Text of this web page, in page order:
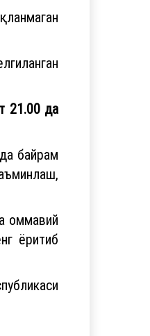
21.00 да
байрам
оммавий
ёритиб